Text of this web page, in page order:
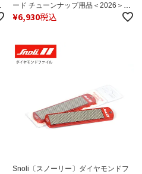
ード チューンナップ用品＜2026＞
TAA200-25 ﾀﾞｲﾔﾓﾝﾄﾞｽﾄｰﾝ
¥6,930税込
Snoli〔スノーリー〕ダイヤモンドフ